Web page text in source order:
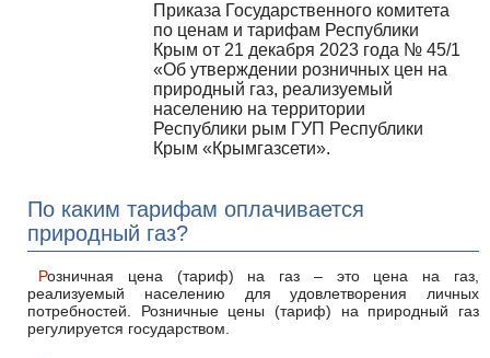
Приказа Государственного комитета
по ценам и тарифам Республики
Крым от 21 декабря 2023 года № 45/1
«Об утверждении розничных цен на
природный газ, реализуемый
населению на территории
Республики рым ГУП Республики
Крым «Крымгазсети».
По каким тарифам оплачивается
природный газ?
Розничная цена (тариф) на газ – это цена на газ,
реализуемый населению для удовлетворения личных
потребностей. Розничные цены (тариф) на природный газ
регулируется государством.